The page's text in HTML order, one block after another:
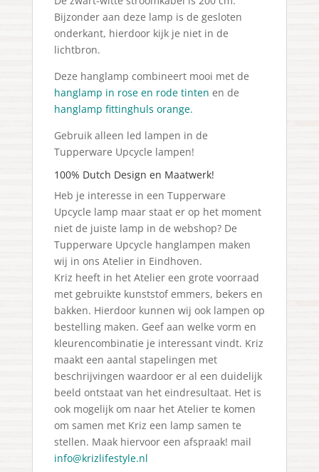
Bijzonder aan deze lamp is de gesloten
onderkant, hierdoor kijk je niet in de
lichtbron.
Deze hanglamp combineert mooi met de
hanglamp in rose en rode tinten en de
hanglamp fittinghuls orange.
Gebruik alleen led lampen in de
Tupperware Upcycle lampen!
100% Dutch Design en Maatwerk!
Heb je interesse in een Tupperware
Upcycle lamp maar staat er op het moment
niet de juiste lamp in de webshop? De
Tupperware Upcycle hanglampen maken
wij in ons Atelier in Eindhoven.
Kriz heeft in het Atelier een grote voorraad
met gebruikte kunststof emmers, bekers en
bakken. Hierdoor kunnen wij ook lampen op
bestelling maken. Geef aan welke vorm en
kleurencombinatie je interessant vindt. Kriz
maakt een aantal stapelingen met
beschrijvingen waardoor er al een duidelijk
beeld ontstaat van het eindresultaat. Het is
ook mogelijk om naar het Atelier te komen
om samen met Kriz een lamp samen te
stellen. Maak hiervoor een afspraak! mail
info@krizlifestyle.nl